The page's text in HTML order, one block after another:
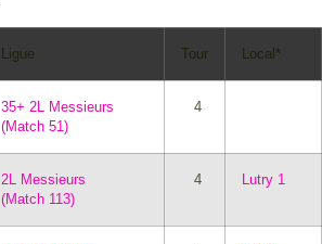
Ligue Tour Local*
35+ 2L Messieurs
(Match 51)
4
2L Messieurs
(Match 113)
4 Lutry 1